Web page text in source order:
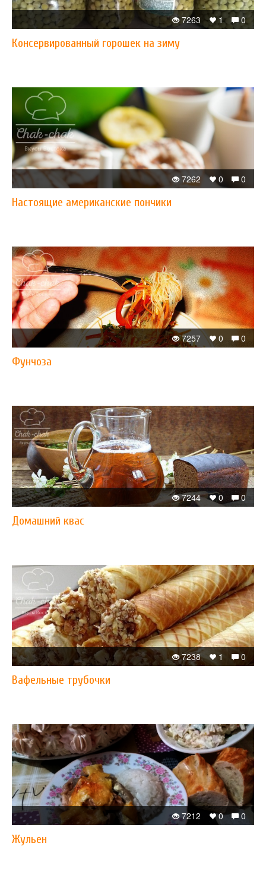
0
1
7263
Консервированный горошек на зиму
0
0
7262
Настоящие американские пончики
0
0
7257
Фунчоза
0
0
7244
Домашний квас
0
1
7238
Вафельные трубочки
0
0
7212
Жульен